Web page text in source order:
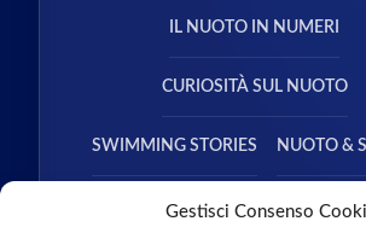
Gestisci Consenso
IL NUOTO IN NUMERI
CURIOSITÀ SUL NUOTO
SWIMMING STORIES NUOTO &
NUOTO & SALUTE